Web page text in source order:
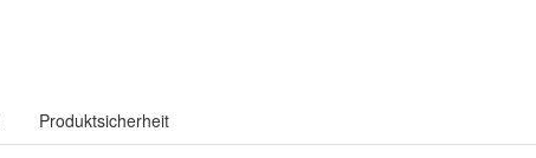
Produktsicherheit